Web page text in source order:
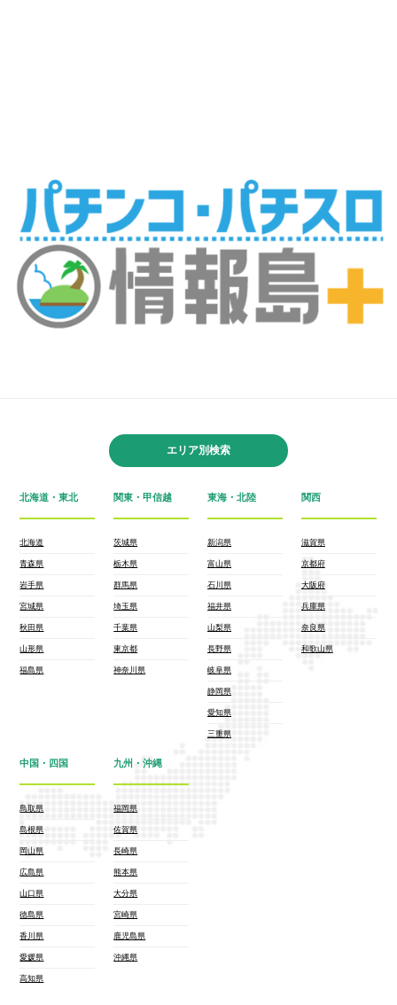
エリア別検索
北海道・東北
北海道
青森県
岩手県
宮城県
秋田県
山形県
福島県
関東・甲信越
茨城県
栃木県
群馬県
埼玉県
千葉県
東京都
神奈川県
東海・北陸
新潟県
富山県
石川県
福井県
山梨県
長野県
岐阜県
静岡県
愛知県
三重県
関西
滋賀県
京都府
大阪府
兵庫県
奈良県
和歌山県
中国・四国
鳥取県
島根県
岡山県
広島県
山口県
徳島県
香川県
愛媛県
高知県
九州・沖縄
福岡県
佐賀県
長崎県
熊本県
大分県
宮崎県
鹿児島県
沖縄県